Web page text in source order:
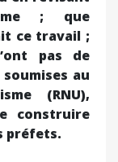
; que
ce travail ;
pas de
au
(RNU),
construire
préfets.